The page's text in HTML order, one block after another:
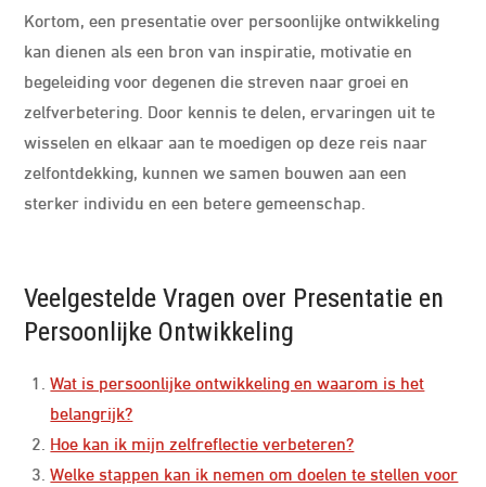
Kortom, een presentatie over persoonlijke ontwikkeling
kan dienen als een bron van inspiratie, motivatie en
begeleiding voor degenen die streven naar groei en
zelfverbetering. Door kennis te delen, ervaringen uit te
wisselen en elkaar aan te moedigen op deze reis naar
zelfontdekking, kunnen we samen bouwen aan een
sterker individu en een betere gemeenschap.
Veelgestelde Vragen over Presentatie en
Persoonlijke Ontwikkeling
Wat is persoonlijke ontwikkeling en waarom is het
belangrijk?
Hoe kan ik mijn zelfreflectie verbeteren?
Welke stappen kan ik nemen om doelen te stellen voor